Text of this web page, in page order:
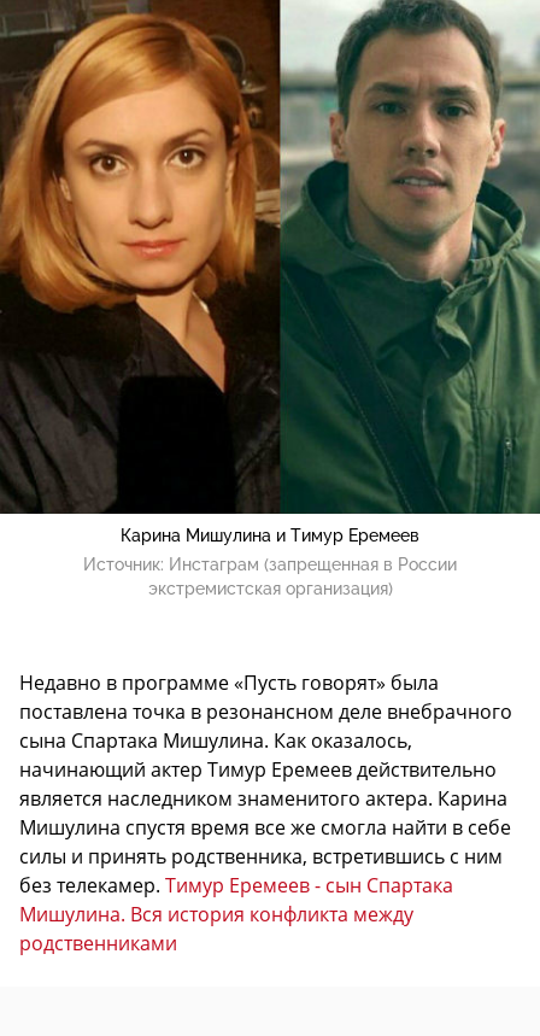
Карина Мишулина и Тимур Еремеев
Источник: Инстаграм (запрещенная в России
экстремистская организация)
Недавно в программе «Пусть говорят» была
поставлена точка в резонансном деле внебрачного
сына Спартака Мишулина. Как оказалось,
начинающий актер Тимур Еремеев действительно
является наследником знаменитого актера. Карина
Мишулина спустя время все же смогла найти в себе
силы и принять родственника, встретившись с ним
без телекамер. Тимур Еремеев - сын Спартака
Мишулина. Вся история конфликта между
родственниками